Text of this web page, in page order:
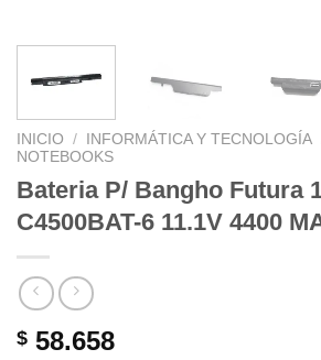
INICIO / INFORMÁTICA Y TECNOLOGÍA
NOTEBOOKS
Bateria P/ Bangho Futura
C4500BAT-6 11.1V 4400
$ 58.658